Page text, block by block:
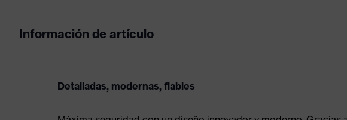
Información de artículo
Detalladas, modernas, fiables